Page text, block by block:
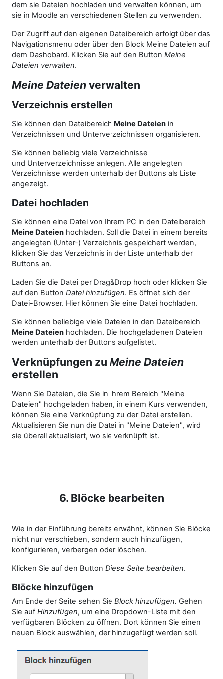
dem sie Dateien hochladen und verwalten können, um
sie in Moodle an verschiedenen Stellen zu verwenden.
Der Zugriff auf den eigenen Dateibereich erfolgt über das
Navigationsmenu oder über den Block Meine Dateien auf
dem Dashobard. Klicken Sie auf den Button Meine
Dateien verwalten.
Meine Dateienverwalten
Verzeichnis erstellen
Sie können den Dateibereich Meine Dateien in
Verzeichnissen und Unterverzeichnissen organisieren.
Sie können beliebig viele Verzeichnisse
und Unterverzeichnisse anlegen. Alle angelegten
Verzeichnisse werden unterhalb der Buttons als Liste
angezeigt.
Datei hochladen
Sie können eine Datei von Ihrem PC in den Dateibereich
Meine Dateien hochladen. Soll die Datei in einem bereits
angelegten (Unter-) Verzeichnis gespeichert werden,
klicken Sie das Verzeichnis in der Liste unterhalb der
Buttons an.
Laden Sie die Datei per Drag&Drop hoch oder klicken Sie
auf den Button Datei hinzufügen. Es öffnet sich der
Datei-Browser. Hier können Sie eine Datei hochladen.
Sie können beliebige viele Dateien in den Dateibereich
Meine Dateien hochladen. Die hochgeladenen Dateien
werden unterhalb der Buttons aufgelistet.
Verknüpfungen zu Meine Dateien
erstellen
Wenn Sie Dateien, die Sie in Ihrem Bereich "Meine
Dateien" hochgeladen haben, in einem Kurs verwenden,
können Sie eine Verknüpfung zu der Datei erstellen.
Aktualisieren Sie nun die Datei in "Meine Dateien", wird
sie überall aktualisiert, wo sie verknüpft ist.
6. Blöcke bearbeiten
Wie in der Einführung bereits erwähnt, können Sie Blöcke
nicht nur verschieben, sondern auch hinzufügen,
konfigurieren, verbergen oder löschen.
Klicken Sie auf den Button Diese Seite bearbeiten.
Blöcke hinzufügen
Am Ende der Seite sehen Sie Block hinzufügen. Gehen
Sie auf Hinzufügen, um eine Dropdown-Liste mit den
verfügbaren Blöcken zu öffnen. Dort können Sie einen
neuen Block auswählen, der hinzugefügt werden soll.